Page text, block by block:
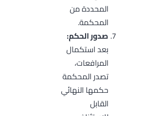
المحددة من
المحكمة.
صدور الحكم:
بعد استكمال
المرافعات،
تصدر المحكمة
حكمها النهائي
القابل